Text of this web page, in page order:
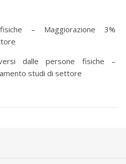
– Maggiorazione 3%
dalle persone fisiche –
studi di settore